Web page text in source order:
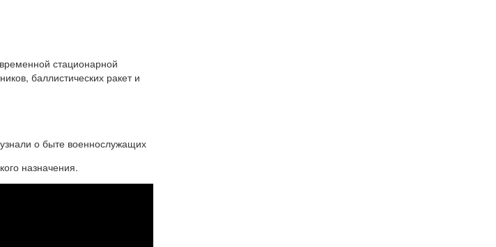
стационарной
баллистических ракет и
о быте военнослужащих
назначения.